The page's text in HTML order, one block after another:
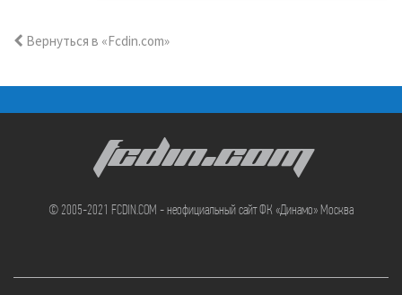
Вернуться в «Fcdin.com»
FCDIN.COM
© 2005-2021 FCDIN.COM - неофициальный сайт ФК «Динамо» Москва